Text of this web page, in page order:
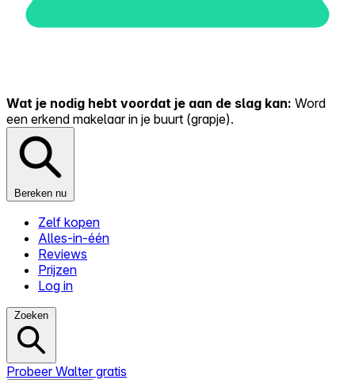
Wat je nodig hebt voordat je aan de slag kan: Word
een erkend makelaar in je buurt (grapje).
Bereken nu
Zelf kopen
Alles-in-één
Reviews
Prijzen
Log in
Zoeken
Probeer Walter gratis